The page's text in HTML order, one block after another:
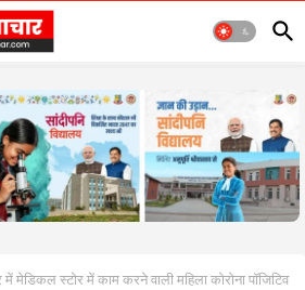
मेडिकल स्टोर में काम करने वाली महिला कोरोना पॉजिटिव